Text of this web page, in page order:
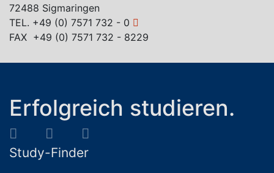
72488 Sigmaringen
TEL. +49 (0) 7571 732 - 0
FAX +49 (0) 7571 732 - 8229
Erfolgreich studieren.
Study-Finder